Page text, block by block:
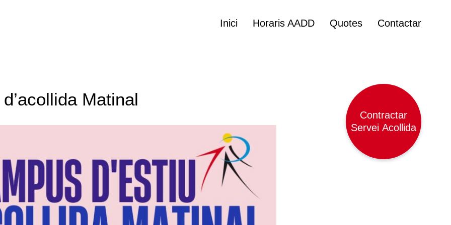
Inici Horaris AADD Quotes Contactar
Contractar
Servei Acollida
Matinal